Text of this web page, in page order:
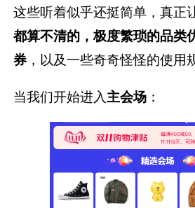
这些听着似乎还挺简单，真正
都算不清的，极度繁琐的品类
券，以及一些奇奇怪怪的使用
当我们开始进入主会场 ：